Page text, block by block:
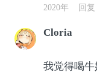
2020年 回复
Cloria
我觉得喝